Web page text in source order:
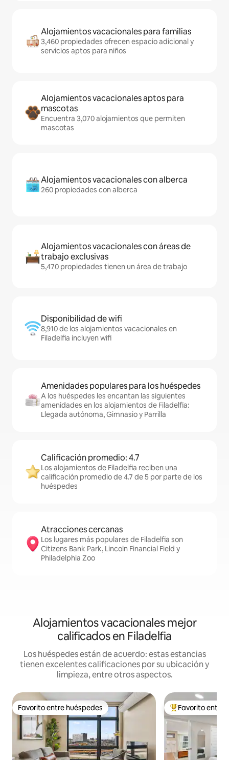
Alojamientos vacacionales para familias
3,460 propiedades ofrecen espacio adicional y
servicios aptos para niños
Alojamientos vacacionales aptos para
mascotas
Encuentra 3,070 alojamientos que permiten
mascotas
Alojamientos vacacionales con alberca
260 propiedades con alberca
Alojamientos vacacionales con áreas de
trabajo exclusivas
5,470 propiedades tienen un área de trabajo
Disponibilidad de wifi
8,910 de los alojamientos vacacionales en
Filadelfia incluyen wifi
Amenidades populares para los huéspedes
A los huéspedes les encantan las siguientes
amenidades en los alojamientos de Filadelfia:
Llegada autónoma, Gimnasio y Parrilla
Calificación promedio: 4.7
Los alojamientos de Filadelfia reciben una
calificación promedio de 4.7 de 5 por parte de los
huéspedes
Atracciones cercanas
Los lugares más populares de Filadelfia son
Citizens Bank Park, Lincoln Financial Field y
Philadelphia Zoo
Alojamientos vacacionales mejor
calificados en Filadelfia
Los huéspedes están de acuerdo: estas estancias
tienen excelentes calificaciones por su ubicación y
limpieza, entre otros aspectos.
Favorito entre huéspedes
Favorito entre huéspedes De los mejores
Favorito entre